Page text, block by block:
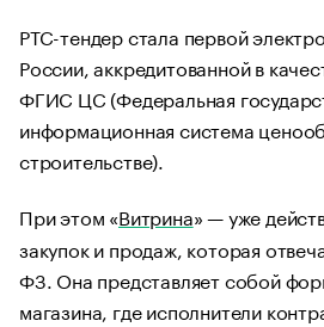
РТС-тендер стала первой
России, аккредитованной в
ФГИС ЦС (Федеральная
информационная система
строительстве).
При этом «Витрина» — уже
закупок и продаж, которая
ФЗ. Она представляет собой
магазина, где исполнители